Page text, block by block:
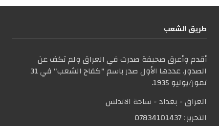
طریق الشعب
أقدم وأعرق صحيفة صدرت في العراق ولم تكف عن
الصدور. عددها الأول صدر باسم "كفاح الشعب" في 31
تموز/يوليو 1935.
العراق - بغداد - ساحة الاندلس
التحریر :07834101437